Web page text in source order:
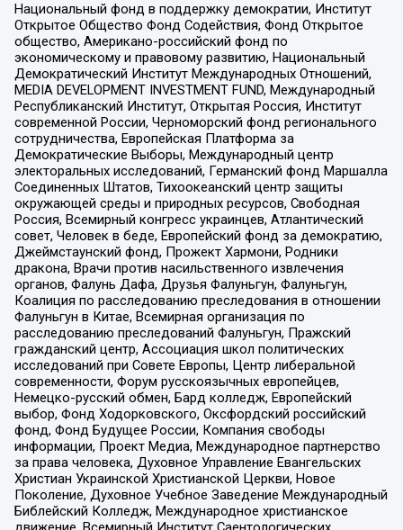
Национальный фонд в поддержку демократии, Институт
Открытое Общество Фонд Содействия, Фонд Открытое
общество, Американо-российский фонд по
экономическому и правовому развитию, Национальный
Демократический Институт Международных Отношений,
MEDIA DEVELOPMENT INVESTMENT FUND, Международный
Республиканский Институт, Открытая Россия, Институт
современной России, Черноморский фонд регионального
сотрудничества, Европейская Платформа за
Демократические Выборы, Международный центр
электоральных исследований, Германский фонд Маршалла
Соединенных Штатов, Тихоокеанский центр защиты
окружающей среды и природных ресурсов, Свободная
Россия, Всемирный конгресс украинцев, Атлантический
совет, Человек в беде, Европейский фонд за демократию,
Джеймстаунский фонд, Прожект Хармони, Родники
дракона, Врачи против насильственного извлечения
органов, Фалунь Дафа, Друзья Фалуньгун, Фалуньгун,
Коалиция по расследованию преследования в отношении
Фалуньгун в Китае, Всемирная организация по
расследованию преследований Фалуньгун, Пражский
гражданский центр, Ассоциация школ политических
исследований при Совете Европы, Центр либеральной
современности, Форум русскоязычных европейцев,
Немецко-русский обмен, Бард колледж, Европейский
выбор, Фонд Ходорковского, Оксфордский российский
фонд, Фонд Будущее России, Компания свободы
информации, Проект Медиа, Международное партнерство
за права человека, Духовное Управление Евангельских
Христиан Украинской Христианской Церкви, Новое
Поколение, Духовное Учебное Заведение Международный
Библейский Колледж, Международное христианское